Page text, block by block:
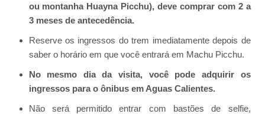
ou montanha Huayna Picchu), deve comprar com 2 a
3 meses de antecedência.
Reserve os ingressos do trem imediatamente depois de
saber o horário em que você entrará em Machu Picchu.
No mesmo dia da visita, você pode adquirir os
ingressos para o ônibus em Aguas Calientes.
Não será permitido entrar com bastões de selfie,